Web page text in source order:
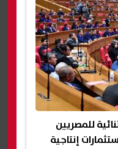
للمصريين
إنتاجية